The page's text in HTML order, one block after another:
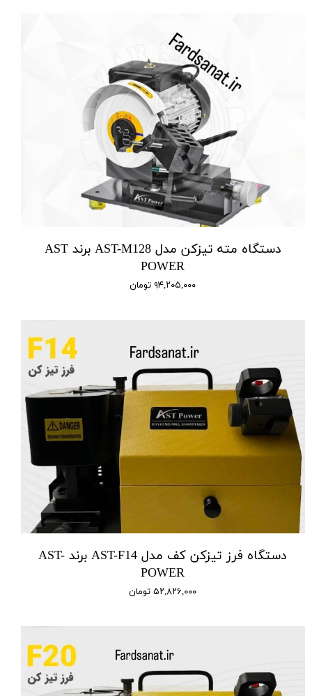
دستگاه مته تیزکن مدل AST-M128 برند AST
POWER
۹۴,۲۰۵,۰۰۰ تومان
دستگاه فرز تیزکن کف مدل AST-F14 برند AST-
POWER
۵۲,۸۲۶,۰۰۰ تومان